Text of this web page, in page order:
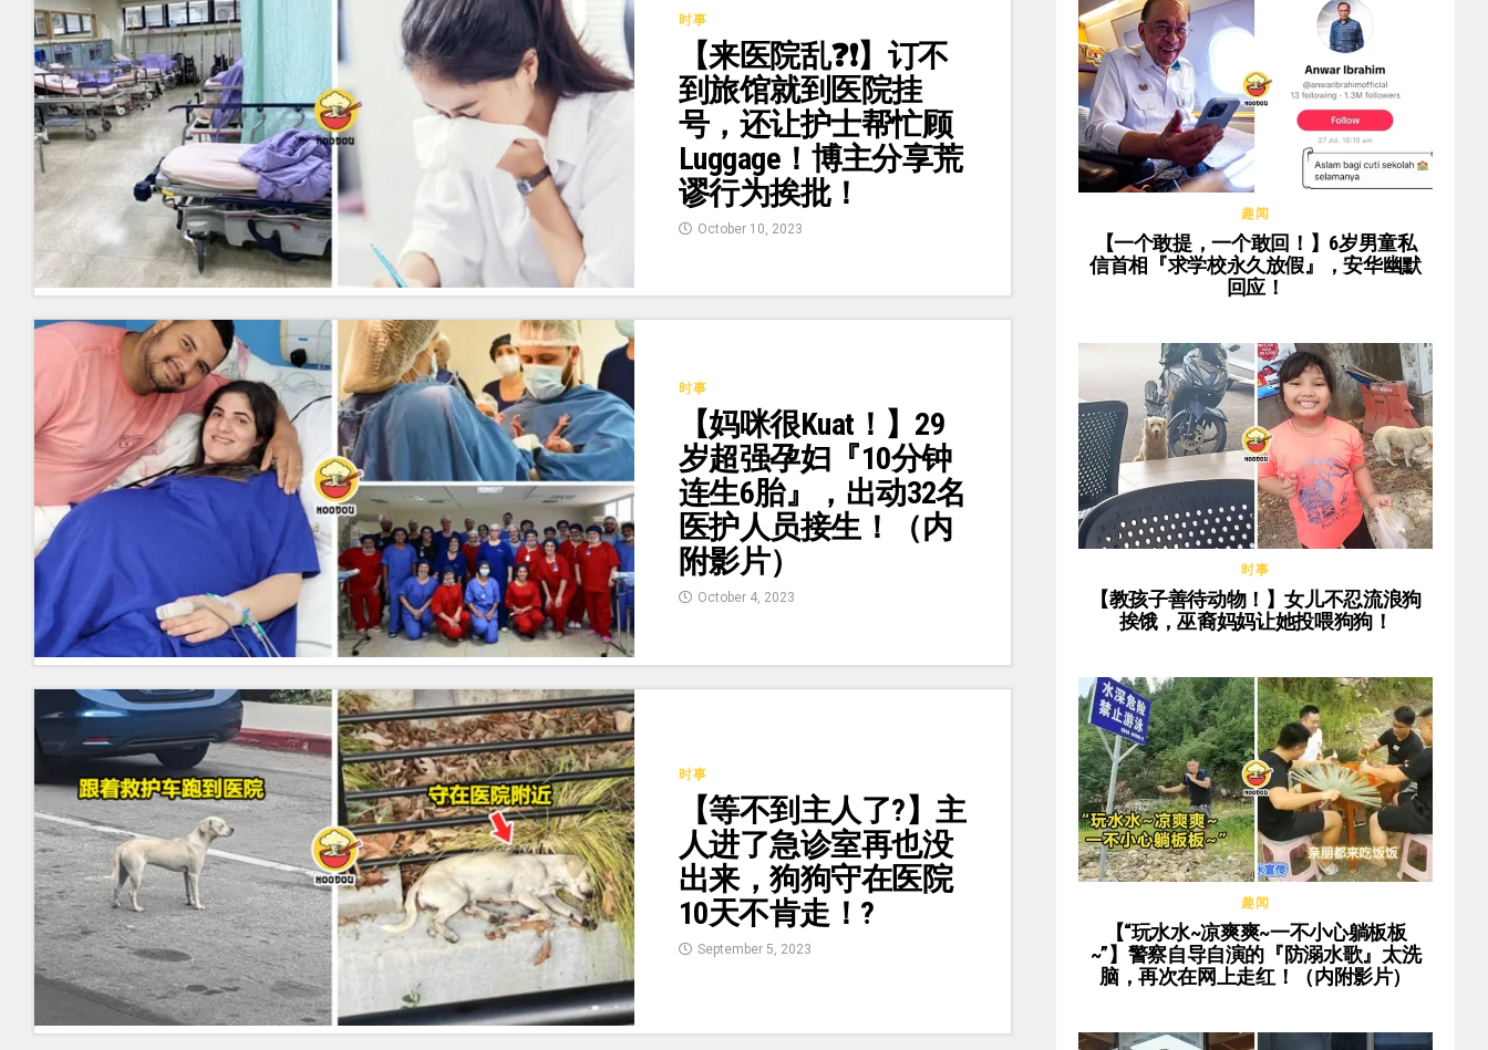
时事
【来医院乱❓❗】订不
到旅馆就到医院挂
号，还让护士帮忙顾
Luggage！博主分享荒
谬行为挨批！
October 10, 2023
时事
【妈咪很Kuat！】29
岁超强孕妇『10分钟
连生6胎』，出动32名
医护人员接生！（内
附影片）
October 4, 2023
时事
【等不到主人了?】主
人进了急诊室再也没
出来，狗狗守在医院
10天不肯走！?
September 5, 2023
趣闻
【一个敢提，一个敢回！】6岁男童私
信首相『求学校永久放假』，安华幽默
回应！
时事
【教孩子善待动物！】女儿不忍流浪狗
挨饿，巫裔妈妈让她投喂狗狗！
趣闻
【“玩水水~凉爽爽~一不小心躺板板
~”】警察自导自演的『防溺水歌』太洗
脑，再次在网上走红！（内附影片）